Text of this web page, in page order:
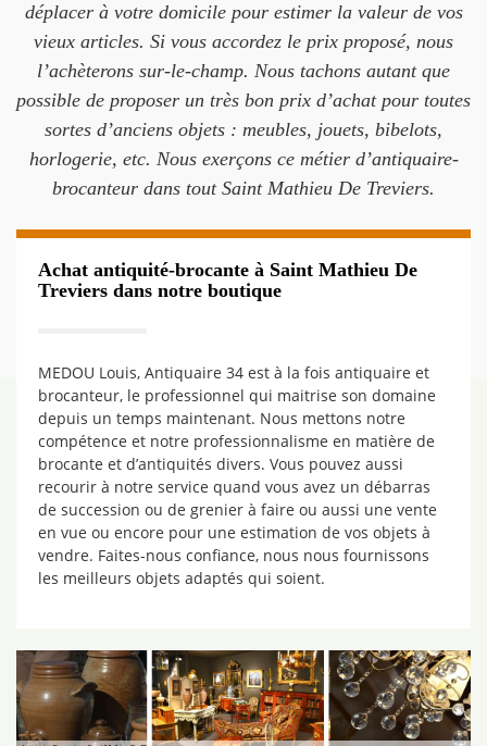
déplacer à votre domicile pour estimer la valeur de vos
vieux articles. Si vous accordez le prix proposé, nous
l’achèterons sur-le-champ. Nous tachons autant que
possible de proposer un très bon prix d’achat pour toutes
sortes d’anciens objets : meubles, jouets, bibelots,
horlogerie, etc. Nous exerçons ce métier d’antiquaire-
brocanteur dans tout Saint Mathieu De Treviers.
Achat antiquité-brocante à Saint Mathieu De
Treviers dans notre boutique
MEDOU Louis, Antiquaire 34 est à la fois antiquaire et
brocanteur, le professionnel qui maitrise son domaine
depuis un temps maintenant. Nous mettons notre
compétence et notre professionnalisme en matière de
brocante et d’antiquités divers. Vous pouvez aussi
recourir à notre service quand vous avez un débarras
de succession ou de grenier à faire ou aussi une vente
en vue ou encore pour une estimation de vos objets à
vendre. Faites-nous confiance, nous nous fournissons
les meilleurs objets adaptés qui soient.